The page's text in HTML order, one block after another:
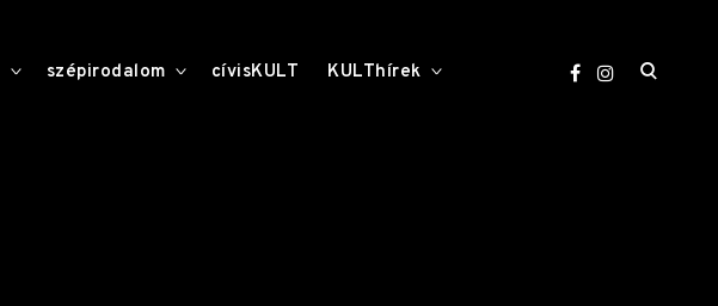
toggle
child
szépirodalom toggle
childcívisKULT KULThírek
open